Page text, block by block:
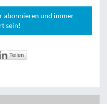
und immer
sein!